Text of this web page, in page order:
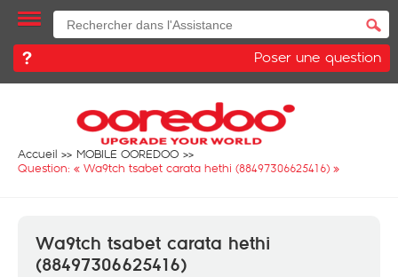
Poser une question
Accueil
MOBILE OOREDOO
Question: « Wa9tch tsabet carata hethi (88497306625416) »
Wa9tch tsabet carata hethi
(88497306625416)